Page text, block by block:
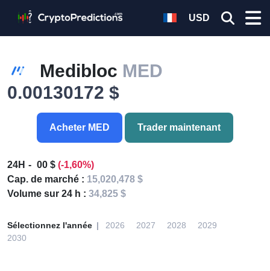
USD
Medibloc MED
0.00130172 $
Acheter MED Trader maintenant
24H 00 $ (-1,60%)
Cap. de marché : 15,020,478 $
Volume sur 24 h : 34,825 $
Sélectionnez l'année 2026 2027 2028
2029
2030